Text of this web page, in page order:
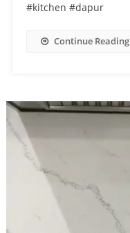
#kitchen #dapur
Continue Reading